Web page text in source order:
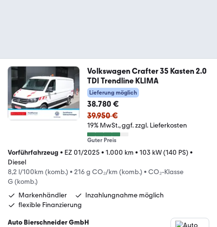
Volkswagen Crafter 35 Kasten 2.0
TDI Trendline KLIMA
Lieferung möglich
38.780 €
39.950 €
19% MwSt. ggf. zzgl. Lieferkosten
Guter Preis
Vorführfahrzeug • EZ 01/2025 • 1.000 km • 103 kW (140 PS) •
Diesel
8,2 l/100km (komb.) • 216 g CO₂/km (komb.) • CO₂-Klasse
G (komb.)
Markenhändler
Inzahlungnahme möglich
flexible Finanzierung
Auto Bierschneider GmbH